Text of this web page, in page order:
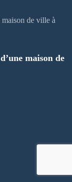
maison de